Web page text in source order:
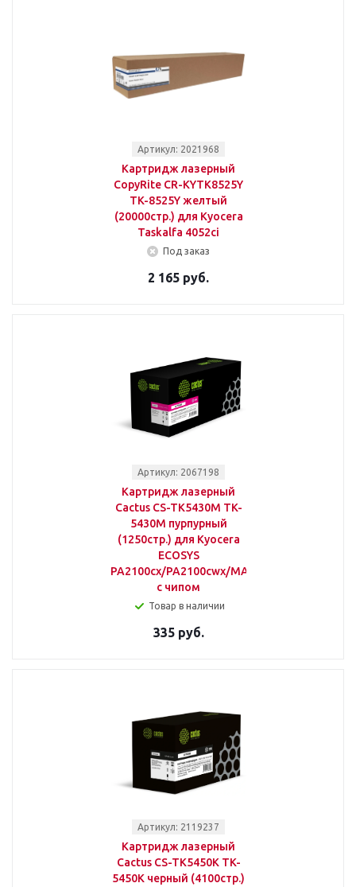
Артикул: 2021968
Картридж лазерный
CopyRite CR-KYTK8525Y
TK-8525Y желтый
(20000стр.) для Kyocera
Taskalfa 4052ci
Под заказ
2 165 руб.
Артикул: 2067198
Картридж лазерный
Cactus CS-TK5430M TK-
5430M пурпурный
(1250стр.) для Kyocera
ECOSYS
PA2100cx/PA2100cwx/MA2100cfx/
с чипом
Товар в наличии
335 руб.
Артикул: 2119237
Картридж лазерный
Cactus CS-TK5450K TK-
5450K черный (4100стр.)